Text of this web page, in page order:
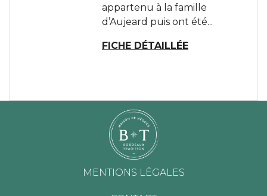
appartenu à la famille
d’Aujeard puis ont été...
FICHE DÉTAILLÉE
MENTIONS LÉGALES